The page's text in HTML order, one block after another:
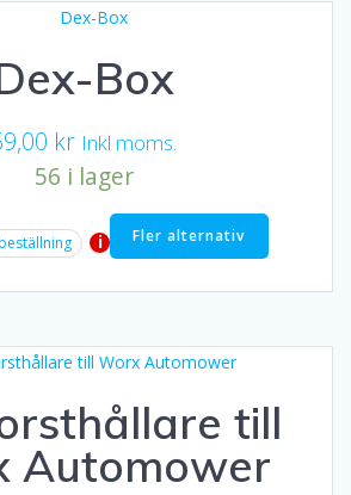
Box
kr Inkl moms.
56 i lager
i Fler alternativ
till
Automower